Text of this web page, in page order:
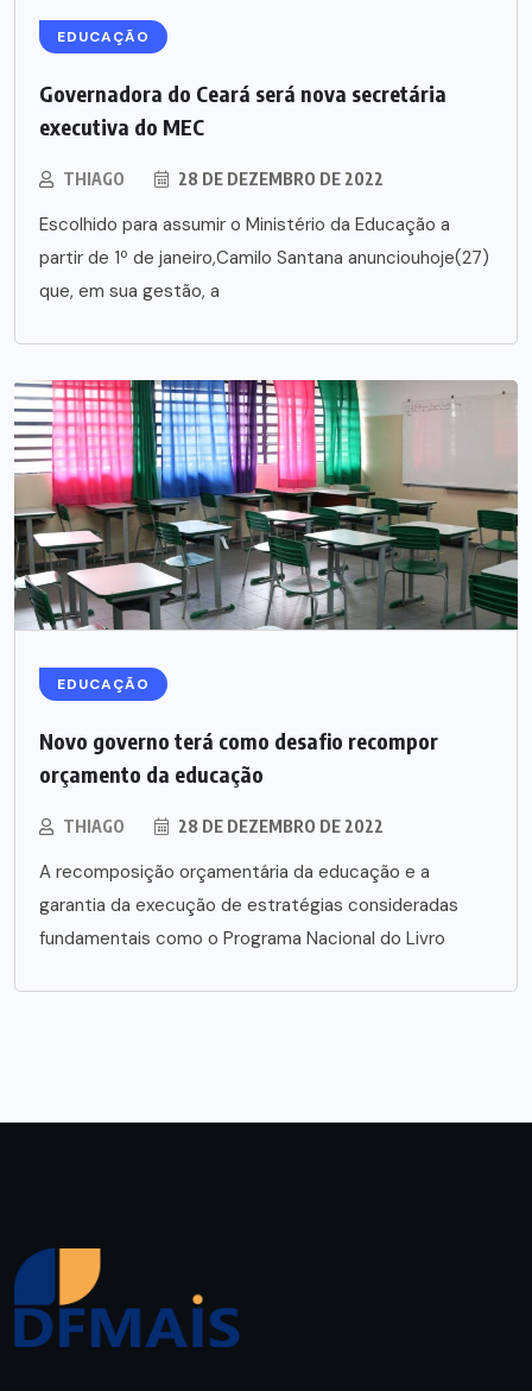
EDUCAÇÃO
Governadora do Ceará será nova secretária
executiva do MEC
THIAGO 28 DE DEZEMBRO DE 2022
Escolhido para assumir o Ministério da Educação a
partir de 1º de janeiro,Camilo Santana anunciouhoje(27)
que, em sua gestão, a
EDUCAÇÃO
Novo governo terá como desafio recompor
orçamento da educação
THIAGO 28 DE DEZEMBRO DE 2022
A recomposição orçamentária da educação e a
garantia da execução de estratégias consideradas
fundamentais como o Programa Nacional do Livro